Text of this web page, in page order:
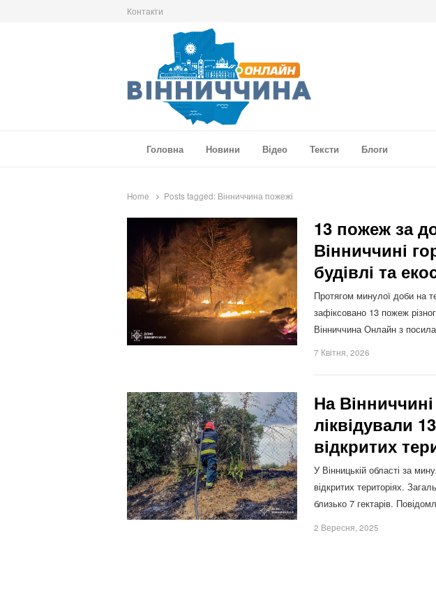
Контакти
Головна
Новини Відео Тексти Блоги
Home Posts tagged: Вінниччина пожежі
13 пожеж за
Вінниччині
будівлі та
Протягом минулої доби на
зафіксовано 13 пожеж
Вінниччина Онлайн з
7 Квітня, 2026
На
ліквідували
відкритих
У Вінницькій області за
відкритих територіях.
близько 7 гектарів.
2 Вересня, 2025